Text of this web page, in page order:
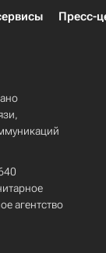
Пресс-
агентство